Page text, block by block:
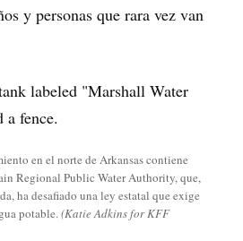
y personas que rara vez van
en el norte de Arkansas contiene
Regional Public Water Authority, que,
ha desafiado una ley estatal que exige
potable.(Katie Adkins for KFF